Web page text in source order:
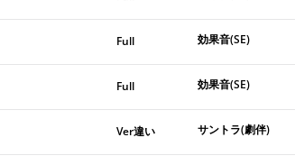
Full 効果音(SE)
Full 効果音(SE)
Ver違い サントラ(劇伴)